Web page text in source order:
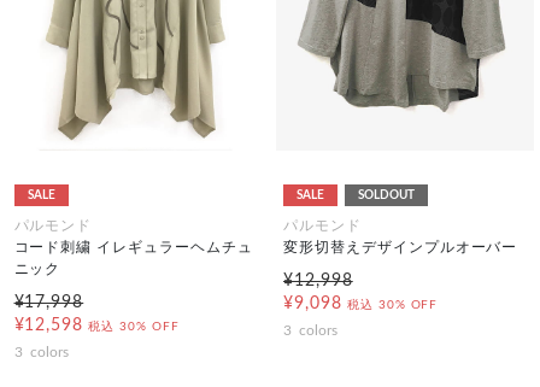
SALE
パルモンド
コード刺繍 イレギュラーヘムチュ
ニック
¥17,998
¥12,598 税込 30% OFF
3 colors
SALE SOLDOUT
パルモンド
変形切替えデザインプルオーバー
¥12,998
¥9,098 税込 30% OFF
3 colors